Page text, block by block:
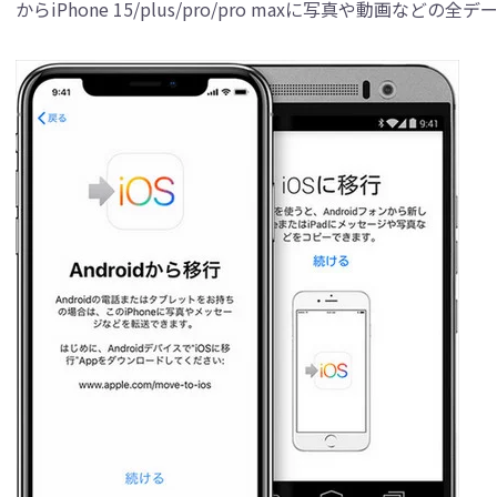
からiPhone 15/plus/pro/pro maxに写真や動画などの全デー